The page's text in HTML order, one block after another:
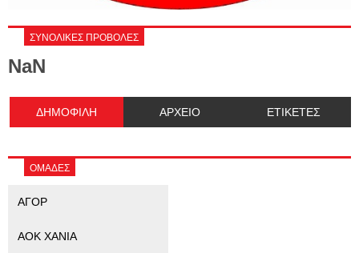
ΣΥΝΟΛΙΚΕΣ ΠΡΟΒΟΛΕΣ
NaN
ΔΗΜΟΦΙΛΗ ΑΡΧΕΙΟ ΕΤΙΚΕΤΕΣ
ΟΜΑΔΕΣ
ΑΓΟΡ
ΑΟΚ ΧΑΝΙΑ